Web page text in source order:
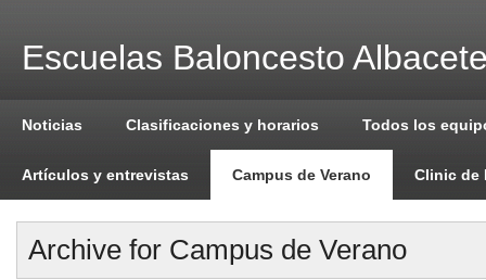
Escuelas Baloncesto
Noticias Clasificaciones y horarios Todos los
Artículos y entrevistas Campus de Verano Clinic de
Archive for Campus de Verano